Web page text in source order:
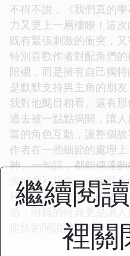
不得不說，《我們真的
力又更上一層樓瞭！這
既有緊張刺激的衝突，
特別喜歡作者對配角們
陪襯，而是擁有自己獨
是默默支持男主角的朋
我對他颳目相看。還有
過去被一點點揭開，讓
富的角色互動，讓整個
作者在一些細節的處理
神、一句話，都能傳達
去揣摩和想像。這種懸
程中，充滿瞭探索的樂
感，附錄的特典更是讓
愉快的閱讀體驗！
繼續閱
裡關